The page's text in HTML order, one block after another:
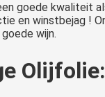
goede kwaliteit
en winstbejag !
wijn.